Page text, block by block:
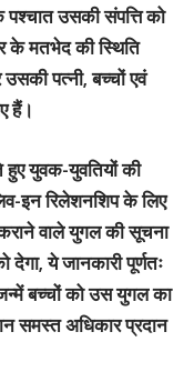
पश्चात उसकी संपत्ति को
के मतभेद की स्थिति
पत्नी, बच्चों एवं
हैं।
युवक-युवतियों की
इन रिलेशनशिप के लिए
वाले युगल की सूचना
देगा, ये जानकारी पूर्णतः
बच्चों को उस युगल का
समस्त अधिकार प्रदान